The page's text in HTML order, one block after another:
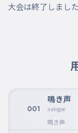
大会は終了しました
001
鳴き声
nakigoe
鳴き声